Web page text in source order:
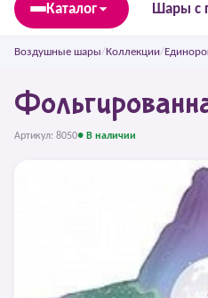
Каталог Шары с
Воздушные шары/Коллекции/
Артикул: 8050● В наличии